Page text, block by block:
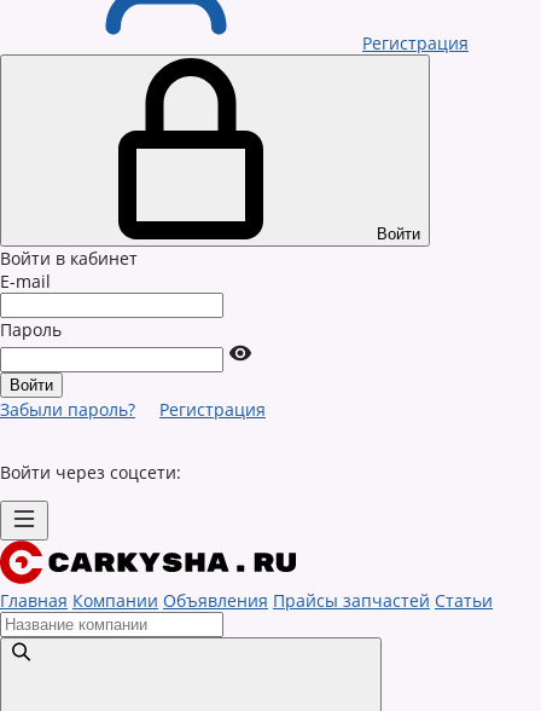
Регистрация
Войти
Войти в кабинет
E-mail
Пароль
Забыли пароль? Регистрация
Войти через соцсети:
Главная Компании Объявления Прайсы запчастей Статьи